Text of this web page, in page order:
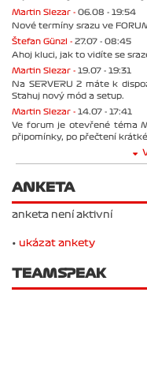
Martin Slezar - 06.08 - 19:54
Nové termíny srazu ve
Štefan Günzl - 27.07 - 08:45
Ahoj kluci, jak to vidíte se
Martin Slezar - 19.07 - 19:31
Na SERVERU 2 máte k
Stahuj nový mód a setup.
Martin Slezar - 14.07 - 17:41
Ve forum je otevřené téma
připomínky, po přečtení
ANKETA
anketa není aktivní
• ukázat ankety
TEAMSPEAK